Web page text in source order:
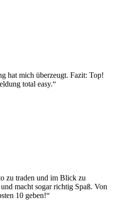
hat mich überzeugt. Fazit: Top!
total easy.“
zu traden und im Blick zu
macht sogar richtig Spaß. Von
10 geben!“